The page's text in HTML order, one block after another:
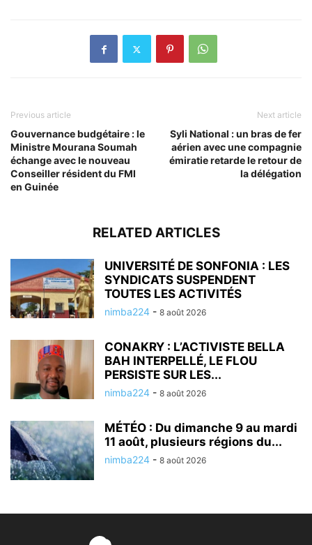
Previous article
Gouvernance budgétaire : le
Ministre Mourana Soumah
échange avec le nouveau
Conseiller résident du FMI
en Guinée
Next article
Syli National : un bras de fer
aérien avec une compagnie
émiratie retarde le retour de
la délégation
RELATED ARTICLES
UNIVERSITÉ DE SONFONIA : LES
SYNDICATS SUSPENDENT
TOUTES LES ACTIVITÉS
nimba224 - 8 août 2026
CONAKRY : L’ACTIVISTE BELLA
BAH INTERPELLÉ, LE FLOU
PERSISTE SUR LES...
nimba224 - 8 août 2026
MÉTÉO : Du dimanche 9 au mardi
11 août, plusieurs régions du...
nimba224 - 8 août 2026